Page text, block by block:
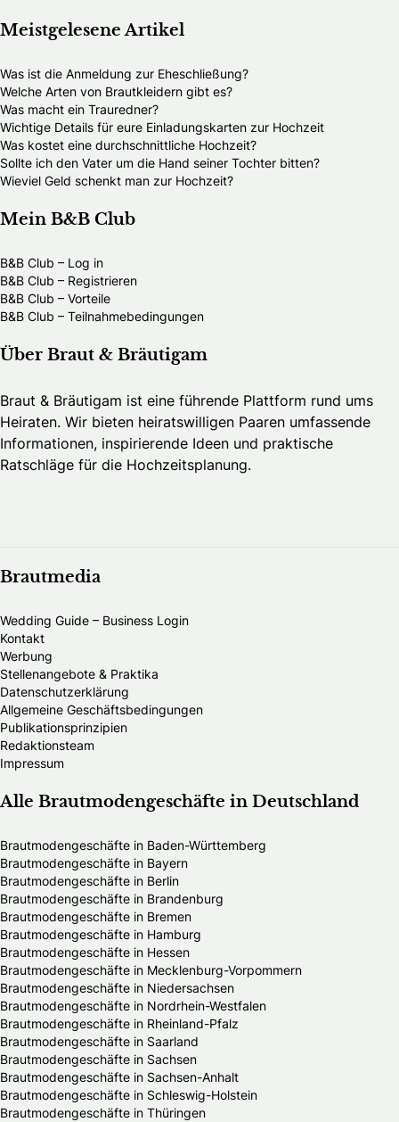
Meistgelesene Artikel
Was ist die Anmeldung zur Eheschließung?
Welche Arten von Brautkleidern gibt es?
Was macht ein Trauredner?
Wichtige Details für eure Einladungskarten zur Hochzeit
Was kostet eine durchschnittliche Hochzeit?
Sollte ich den Vater um die Hand seiner Tochter bitten?
Wieviel Geld schenkt man zur Hochzeit?
Mein B&B Club
B&B Club – Log in
B&B Club – Registrieren
B&B Club – Vorteile
B&B Club – Teilnahmebedingungen
Über Braut & Bräutigam
Braut & Bräutigam ist eine führende Plattform rund ums
Heiraten. Wir bieten heiratswilligen Paaren umfassende
Informationen, inspirierende Ideen und praktische
Ratschläge für die Hochzeitsplanung.
Brautmedia
Wedding Guide – Business Login
Kontakt
Werbung
Stellenangebote & Praktika
Datenschutzerklärung
Allgemeine Geschäftsbedingungen
Publikationsprinzipien
Redaktionsteam
Impressum
Alle Brautmodengeschäfte in Deutschland
Brautmodengeschäfte in Baden-Württemberg
Brautmodengeschäfte in Bayern
Brautmodengeschäfte in Berlin
Brautmodengeschäfte in Brandenburg
Brautmodengeschäfte in Bremen
Brautmodengeschäfte in Hamburg
Brautmodengeschäfte in Hessen
Brautmodengeschäfte in Mecklenburg-Vorpommern
Brautmodengeschäfte in Niedersachsen
Brautmodengeschäfte in Nordrhein-Westfalen
Brautmodengeschäfte in Rheinland-Pfalz
Brautmodengeschäfte in Saarland
Brautmodengeschäfte in Sachsen
Brautmodengeschäfte in Sachsen-Anhalt
Brautmodengeschäfte in Schleswig-Holstein
Brautmodengeschäfte in Thüringen